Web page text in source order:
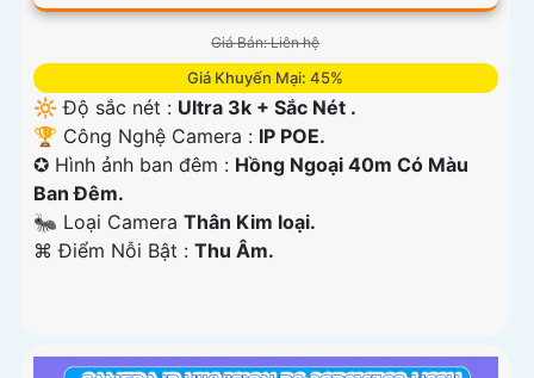
Giá Bán: Liên hệ
Giá Khuyến Mại: 45%
🔆 Độ sắc nét : Ultra 3k + Sắc Nét .
🏆 Công Nghệ Camera : IP POE.
✪ Hình ảnh ban đêm : Hồng Ngoại 40m Có Màu
Ban Ðêm.
🐜 Loại Camera Thân Kim loại.
️⌘ Điểm Nỗi Bật : Thu Âm.